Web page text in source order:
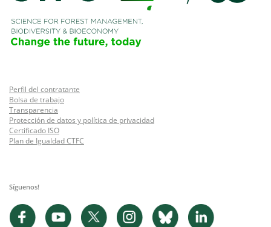
Perfil del contratante
Bolsa de trabajo
Transparencia
Protección de datos y política de privacidad
Certificado ISO
Plan de Igualdad CTFC
Síguenos!